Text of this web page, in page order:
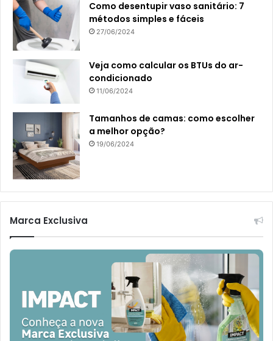
Como desentupir vaso sanitário: 7
métodos simples e fáceis
27/06/2024
Veja como calcular os BTUs do ar-
condicionado
11/06/2024
Tamanhos de camas: como escolher
a melhor opção?
19/06/2024
Marca Exclusiva